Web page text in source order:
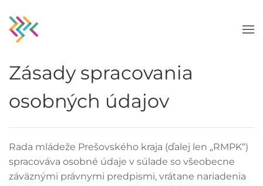
Skip to main content
Zásady spracovania
osobných údajov
Rada mládeže Prešovského kraja (ďalej len „RMPK“)
spracováva osobné údaje v súlade so všeobecne
záväznými právnymi predpismi, vrátane nariadenia